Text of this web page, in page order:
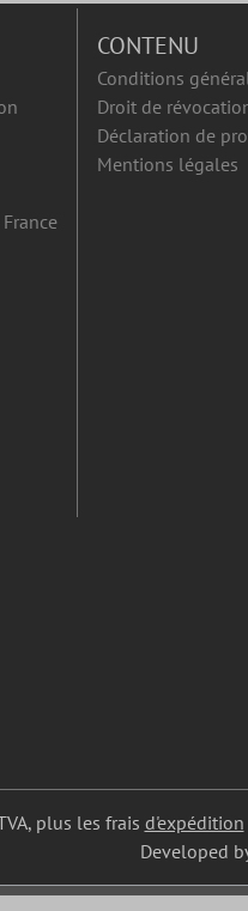
CONTENU
Conditions
Droit de
Déclaration de
Mentions légales
plus les frais d'expédition
Developed